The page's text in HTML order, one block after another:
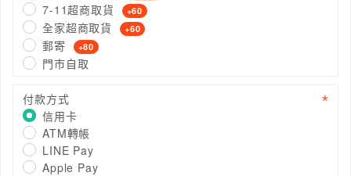
7-11超商取貨 +60
全家超商取貨 +60
郵寄 +80
門市自取
付款方式
信用卡
ATM轉帳
LINE Pay
Apple Pay